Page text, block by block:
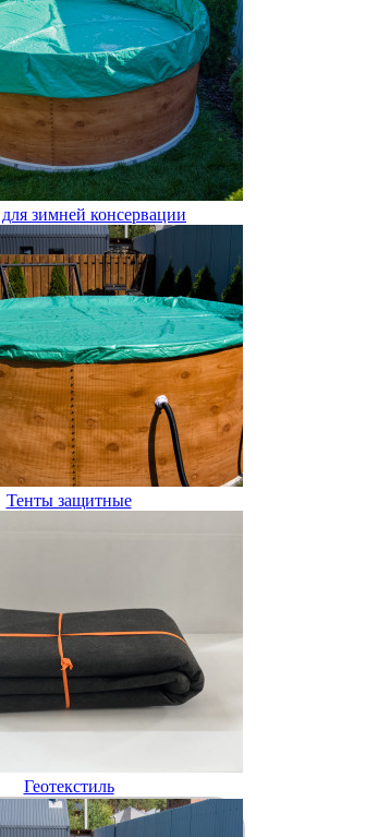
зимней консервации
Тенты защитные
Геотекстиль